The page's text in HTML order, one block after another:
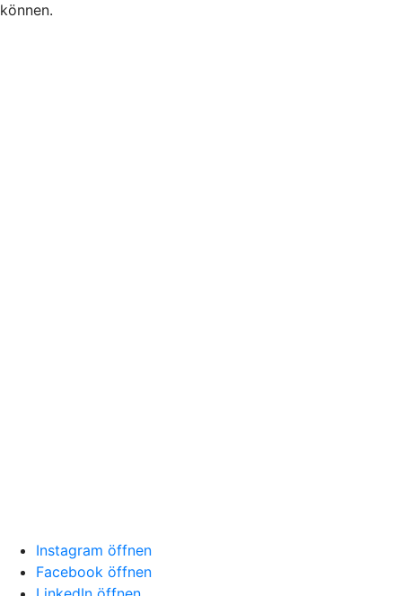
können.
Instagram öffnen
Facebook öffnen